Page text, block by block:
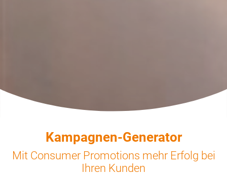
MobilesWischen aktiviert Kunden
und eröffnetinnovative
Kampagnen-Generator
Mit Consumer Promotions mehr Erfolg bei
Ihren Kunden